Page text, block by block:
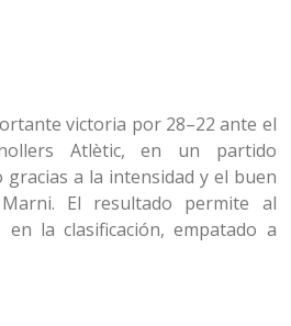
victoria por 28–22 ante el
Atlètic, en un partido
gracias a la intensidad y el buen
El resultado permite al
la clasificación, empatado a